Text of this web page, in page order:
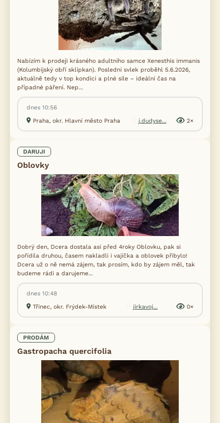
Nabízím k prodeji krásného adultního samce Xenesthis immanis
(Kolumbijský obří sklípkan). Poslední svlek proběhl 5.6.2026,
aktuálně tedy v top kondici a plné síle – ideální čas na
případné páření. Nep...
dnes 10:56
Praha, okr. Hlavní město Praha
j.dudyse... 2×
DARUJI
Oblovky
Dobrý den, Dcera dostala asi před 4roky Oblovku, pak si
pořídila druhou, časem nakladli i vajíčka a oblovek přibylo!
Dcera už o ně nemá zájem, tak prosím, kdo by zájem měl, tak
budeme rádi a darujeme...
dnes 10:48
Třinec, okr. Frýdek-Místek
jirkavoj... 0×
PRODÁM
Gastropacha quercifolia